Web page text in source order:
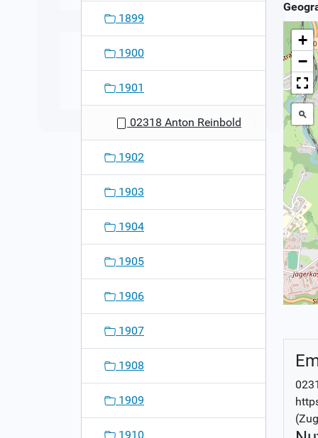
+
−
1899
1900
1901
02318 Anton Reinbold
1902
1903
1904
1905
1906
1907
1908
1909
1910